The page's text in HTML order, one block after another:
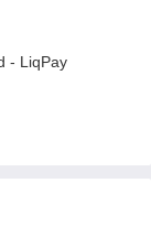
- LiqPay